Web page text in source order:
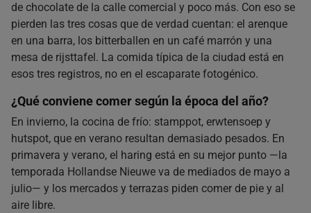
de chocolate de la calle comercial y poco más. Con eso se
pierden las tres cosas que de verdad cuentan: el arenque
en una barra, los bitterballen en un café marrón y una
mesa de rijsttafel. La comida típica de la ciudad está en
esos tres registros, no en el escaparate fotogénico.
¿Qué conviene comer según la época del año?
En invierno, la cocina de frío: stamppot, erwtensoep y
hutspot, que en verano resultan demasiado pesados. En
primavera y verano, el haring está en su mejor punto —la
temporada Hollandse Nieuwe va de mediados de mayo a
julio— y los mercados y terrazas piden comer de pie y al
aire libre.